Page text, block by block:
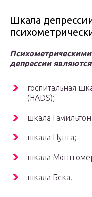
Шкала
депрессии
госпитальная
(HADS);
шкала
шкала Цунга;
шкала
шкала Бека.